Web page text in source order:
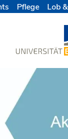
Pflege Lob